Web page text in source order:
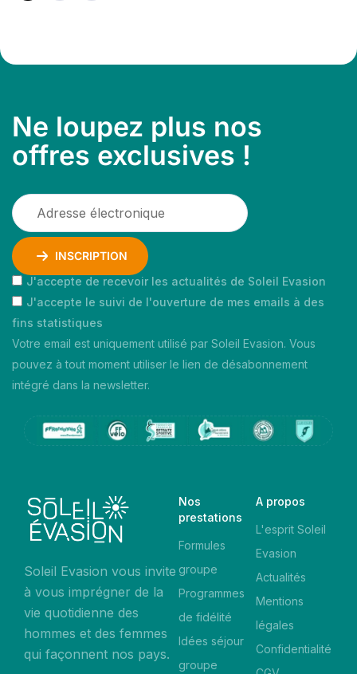
Ne loupez plus nos
offres exclusives !
INSCRIPTION
J'accepte de recevoir les actualités de Soleil Evasion
J'accepte le suivi de l'ouverture de mes emails à des
fins statistiques
Votre email est uniquement utilisé par Soleil Evasion. Vous
pouvez à tout moment utiliser le lien de désabonnement
intégré dans la newsletter.
Soleil Evasion vous invite
à vous imprégner de la
vie quotidienne des
hommes et des femmes
qui façonnent nos pays.
Nos
prestations
Formules
groupe
Programmes
de fidélité
Idées séjour
groupe
A propos
L'esprit Soleil
Evasion
Actualités
Mentions
légales
Confidentialité